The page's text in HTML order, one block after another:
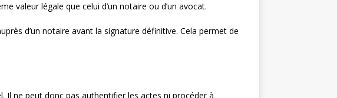
valeur légale que celui d’un notaire ou d’un avocat.
d’un notaire avant la signature définitive. Cela permet de
Il ne peut donc pas authentifier les actes ni procéder à